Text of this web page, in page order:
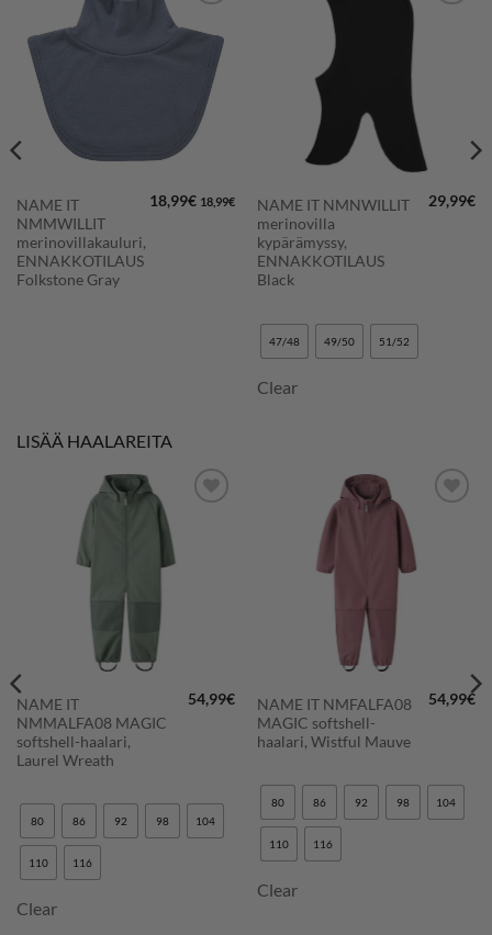
LISÄÄ
NAME IT
NMMWILLIT
merinovillakauluri,
ENNAKKOTILAUS
Folkstone Gray
18,99€ 18,99€
SUOSIKKEIHIN
NAME IT NMNWILLIT
merinovilla
kypärämyssy,
ENNAKKOTILAUS
Black
29,99€
47/48 49/50 51/52
Clear
LISÄÄ HAALAREITA
LISÄÄ
SUOSIKKEIHIN
NAME IT
NMMALFA08 MAGIC
softshell-haalari,
Laurel Wreath
54,99€
80 86 92 98 104
110 116
Clear
LISÄÄ
SUOSIKKEIHIN
NAME IT NMFALFA08
MAGIC softshell-
haalari, Wistful Mauve
54,99€
80 86 92 98 104
110 116
Clear